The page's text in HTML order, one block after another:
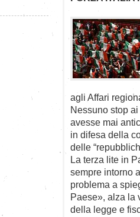
agli Affari
Nessuno stop
avesse mai
in difesa della
delle
La terza lite in
sempre intorno
problema a
Paese», alza la
della legge e